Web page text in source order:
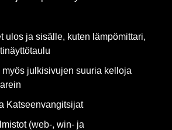
ulos ja sisälle, kuten lämpömittari,
julkisivujen suuria kelloja
Katseenvangitsijat
(web-, win- ja